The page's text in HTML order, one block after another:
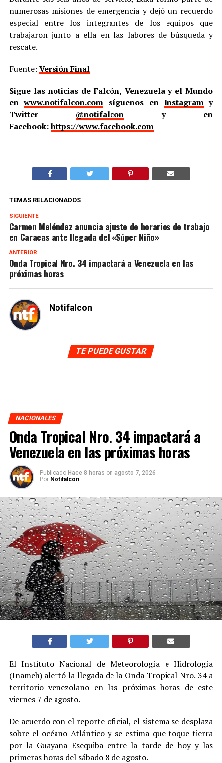
numerosas misiones de emergencia y dejó un recuerdo
especial entre los integrantes de los equipos que
trabajaron junto a ella en las labores de búsqueda y
rescate.
Fuente: Versión Final
Sigue las noticias de Falcón, Venezuela y el Mundo
enwww.notifalcon.com síguenos en Instagramy
Twitter @notifalcony en
Facebook:https://www.facebook.com
TEMAS RELACIONADOS
SIGUIENTE
Carmen Meléndez anuncia ajuste de horarios de trabajo
en Caracas ante llegada del «Súper Niño»
ANTERIOR
Onda Tropical Nro. 34 impactará a Venezuela en las
próximas horas
Notifalcon
TE PUEDE GUSTAR
NACIONALES
Onda Tropical Nro. 34 impactará a
Venezuela en las próximas horas
Publicado Hace 8 horas on agosto 7, 2026
Por Notifalcon
El Instituto Nacional de Meteorología e Hidrología
(Inameh) alertó la llegada de la Onda Tropical Nro. 34 a
territorio venezolano en las próximas horas de este
viernes 7 de agosto.
De acuerdo con el reporte oficial, el sistema se desplaza
sobre el océano Atlántico y se estima que toque tierra
por la Guayana Esequiba entre la tarde de hoy y las
primeras horas del sábado 8 de agosto.